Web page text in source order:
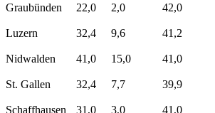
Graubünden
22,0 2,0 42,0
Luzern
32,4 9,6 41,2
Nidwalden
41,0 15,0 41,0
St. Gallen
32,4 7,7 39,9
Schaffhausen
31,0 3,0 41,0